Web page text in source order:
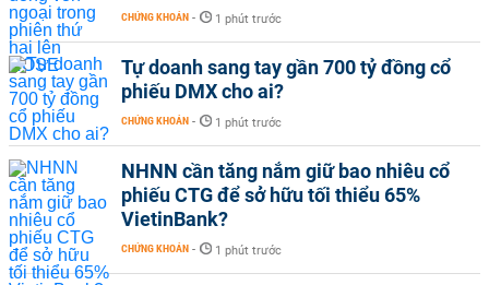
CHỨNG KHOÁN - 1 phút trước
Tự doanh sang tay gần 700 tỷ đồng cổ
phiếu DMX cho ai?
CHỨNG KHOÁN - 1 phút trước
NHNN cần tăng nắm giữ bao nhiêu cổ
phiếu CTG để sở hữu tối thiểu 65%
VietinBank?
CHỨNG KHOÁN - 1 phút trước